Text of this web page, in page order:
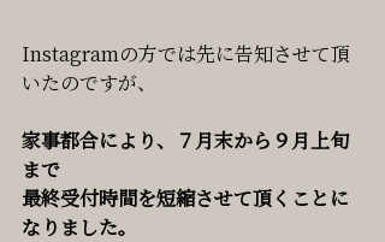
Instagramの方では先に告知させて頂
いたのですが、
家事都合により、７月末から９月上旬
まで
最終受付時間を短縮させて頂くことに
なりました。